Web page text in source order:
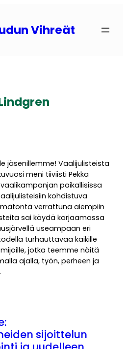
Vihreät
jäsenillemme! Vaalijulisteista
meni tiiviisti Pekka
paikallisissa
kohdistuva
verrattuna aiempiin
sai käydä korjaamassa
useampaan eri
turhauttavaa kaikille
jotka teemme näitä
ajalla, työn, perheen ja
sijoittelun